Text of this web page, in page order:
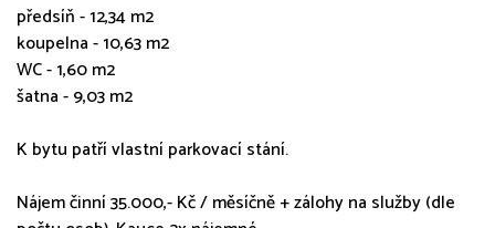
předsíň - 12,34 m2
koupelna - 10,63 m2
WC - 1,60 m2
šatna - 9,03 m2
K bytu patří vlastní parkovací stání.
Nájem činní 35.000,- Kč / měsíčně + zálohy na služby (dle